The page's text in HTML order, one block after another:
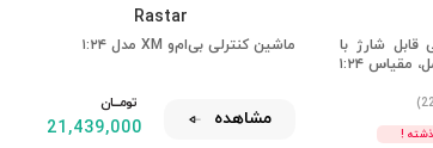
قابل شارژ با
مقیاس ۱:۲۴
Rastar
ماشین کنترلی بی‌ام‌و XM مدل ۱:۲۴
تومــــــان
21,439,000 مشاهده